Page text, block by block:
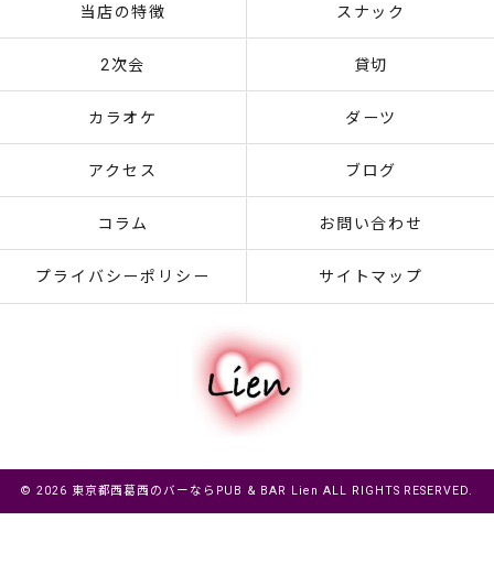
当店の特徴 スナック
2次会 貸切
カラオケ ダーツ
アクセス ブログ
コラム お問い合わせ
プライバシーポリシー サイトマップ
© 2026 東京都西葛西のバーならPUB & BAR Lien ALL RIGHTS RESERVED.